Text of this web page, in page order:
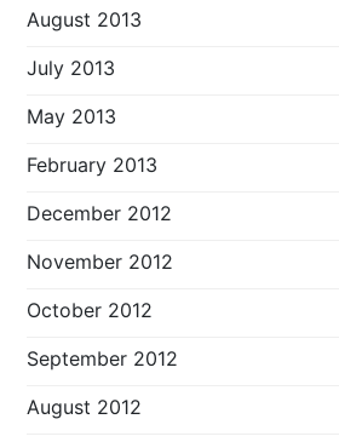
August 2013
July 2013
May 2013
February 2013
December 2012
November 2012
October 2012
September 2012
August 2012